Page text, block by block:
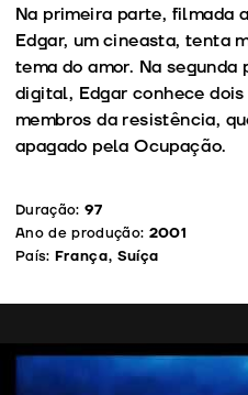
Na primeira parte, filmada
Edgar, um cineasta, tenta
tema do amor. Na
digital, Edgar conhece
membros da resistência,
apagado pela Ocupação.
Duração: 97
Ano de produção: 2001
País: França, Suíça